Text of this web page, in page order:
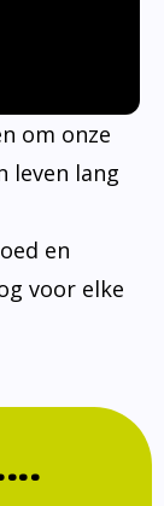
om onze
leven lang
en
voor elke